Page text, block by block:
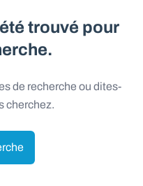
carte
trouvé pour
de recherche ou dites-
cherchez.